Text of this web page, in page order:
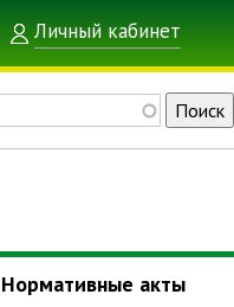
Личный кабинет
Нормативные акты